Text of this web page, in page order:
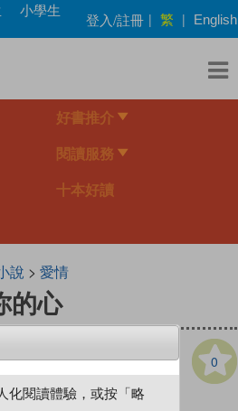
小學生
登入/註冊 | 繁 | English
好書推介
閱讀服務
十本好讀
說 > 愛情
的心
0
化閱讀體驗，或按「略